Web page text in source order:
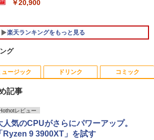
t's note｜中古ノートパソコン 軽量 薄型
ズ｜パソコン｜中古パソコン｜中古PC
MS Office 2024 H&B 搭載｜中古ノート
パソコン Windows11 Office付｜Core i5
第8世代 以降 SSD 512GB メモリ 8GB｜
古 ノートパソコン 無線 15.6インチ HD
テンキー WEBカメラ Bluetooth HDMI
タイプC｜Word Excel PowerPoint
テレワーク応援 在宅勤務
￥52,999
ソフトオフィス2024付き microsoft offi
ce付き 中古パソコン 中古 デスクトップ
パソコン 最新オフィス 第10世代 国内メ
ーカー 安心サポート 高品質 Windows11
B 中古 パソコン デスクトップパソコン
￥84,000
液晶ディスプレイ 23インチ ディスプレ
モニター ゲーミングモニター PCモニタ
ー 23.8 1920×1080 HDMI D-Sub ブラッ
ク スピーカー：なし 24E2N2100/11
￥20,900
楽天ランキングをもっと見る
グ
Anker Soundcore P40i オフホワイト
￥7,990
ュージック
BRUCE WAYNE feat. Flo Milli, ATL Jacob
￥250
ドリンク
by Amazon 天然水 ラベルレス 500ml ×24本
ウォーター ペットボトル 静岡県産 500ミリリ
ットル (Smart Basic)
コミック
薬屋のひとりごと 17巻 (デジタル版ビッグガ
￥770
記事
Hothotレビュー
人気のCPUがさらにパワーアップ。
Ryzen 9 3900XT」を試す